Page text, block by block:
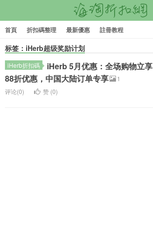
首頁 折扣碼整理 最新優惠 註冊教程
标签：iHerb超级奖励计划
iHerb折扣碼
iHerb 5月优惠：全场购物立享
88折优惠，中国大陆订单专享
1
评论(0)
赞 (0)